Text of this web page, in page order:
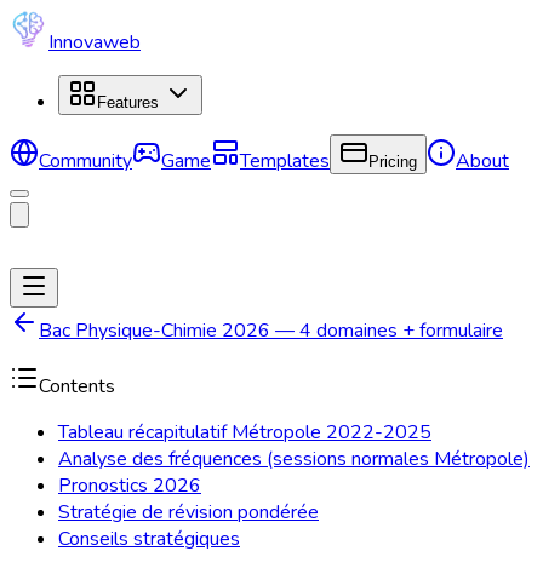
Innovaweb
Features
Community Game Templates Pricing About
Bac Physique-Chimie 2026 — 4 domaines + formulaire
Contents
Tableau récapitulatif Métropole 2022-2025
Analyse des fréquences (sessions normales Métropole)
Pronostics 2026
Stratégie de révision pondérée
Conseils stratégiques